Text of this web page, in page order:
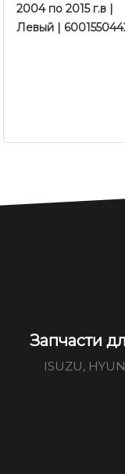
2004 по 2015 г.в |
Левый |
Запчасти
ISUZU,